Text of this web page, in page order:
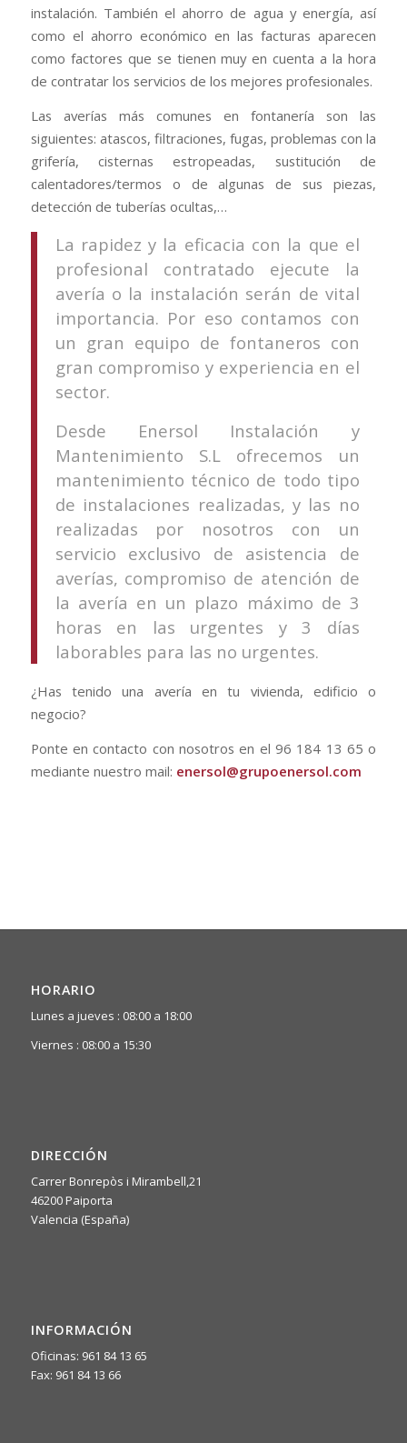
instalación. También el ahorro de agua y energía, así
como el ahorro económico en las facturas aparecen
como factores que se tienen muy en cuenta a la hora
de contratar los servicios de los mejores profesionales.
Las averías más comunes en fontanería son las
siguientes: atascos, filtraciones, fugas, problemas con la
grifería, cisternas estropeadas, sustitución de
calentadores/termos o de algunas de sus piezas,
detección de tuberías ocultas,…
La rapidez y la eficacia con la que el
profesional contratado ejecute la
avería o la instalación serán de vital
importancia. Por eso contamos con
un gran equipo de fontaneros con
gran compromiso y experiencia en el
sector.
Desde Enersol Instalación y
Mantenimiento S.L ofrecemos un
mantenimiento técnico de todo tipo
de instalaciones realizadas, y las no
realizadas por nosotros con un
servicio exclusivo de asistencia de
averías, compromiso de atención de
la avería en un plazo máximo de 3
horas en las urgentes y 3 días
laborables para las no urgentes.
¿Has tenido una avería en tu vivienda, edificio o
negocio?
Ponte en contacto con nosotros en el 96 184 13 65 o
mediante nuestro mail: enersol@grupoenersol.com
HORARIO
Lunes a jueves : 08:00 a 18:00
Viernes : 08:00 a 15:30
DIRECCIÓN
Carrer Bonrepòs i Mirambell,21
46200 Paiporta
Valencia (España)
INFORMACIÓN
Oficinas: 961 84 13 65
Fax: 961 84 13 66